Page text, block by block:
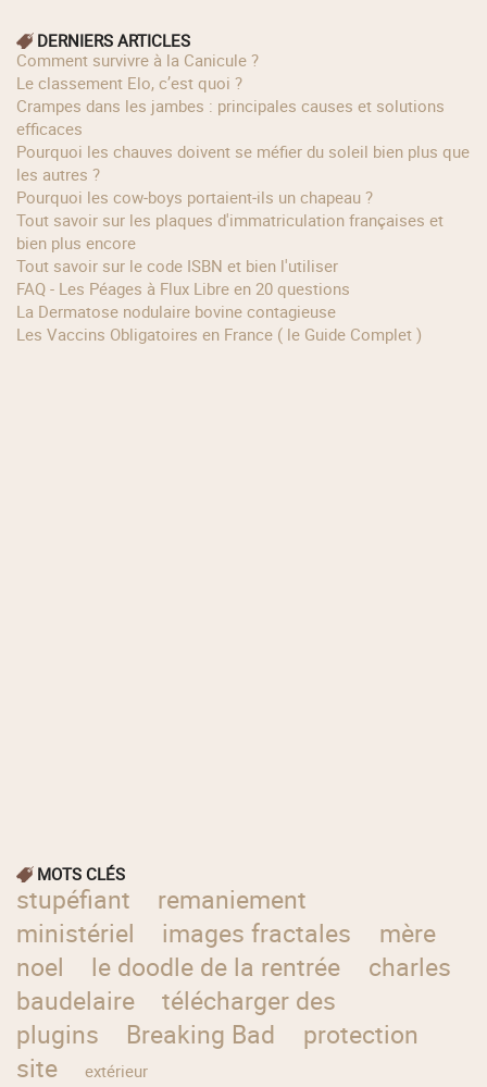
DERNIERS ARTICLES
Comment survivre à la Canicule ?
Le classement Elo, c’est quoi ?
Crampes dans les jambes : principales causes et solutions
efficaces
Pourquoi les chauves doivent se méfier du soleil bien plus que
les autres ?
Pourquoi les cow‑boys portaient‑ils un chapeau ?
Tout savoir sur les plaques d'immatriculation françaises et
bien plus encore
Tout savoir sur le code ISBN et bien l'utiliser
FAQ - Les Péages à Flux Libre en 20 questions
La Dermatose nodulaire bovine contagieuse
Les Vaccins Obligatoires en France ( le Guide Complet )
MOTS CLÉS
stupéfiant
remaniement
ministériel
images fractales
mère
noel
le doodle de la rentrée
charles
baudelaire
télécharger des
plugins
Breaking Bad
protection
site
extérieur